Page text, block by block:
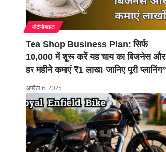
ऑटोमोबाइल
Tea Shop Business Plan: सिर्फ
10,000 में शुरू करें यह चाय का बिजनेस और
हर महीने कमाएं ₹1 लाख! जानिए पूरी प्लानिंग”
अप्रैल 6, 2025